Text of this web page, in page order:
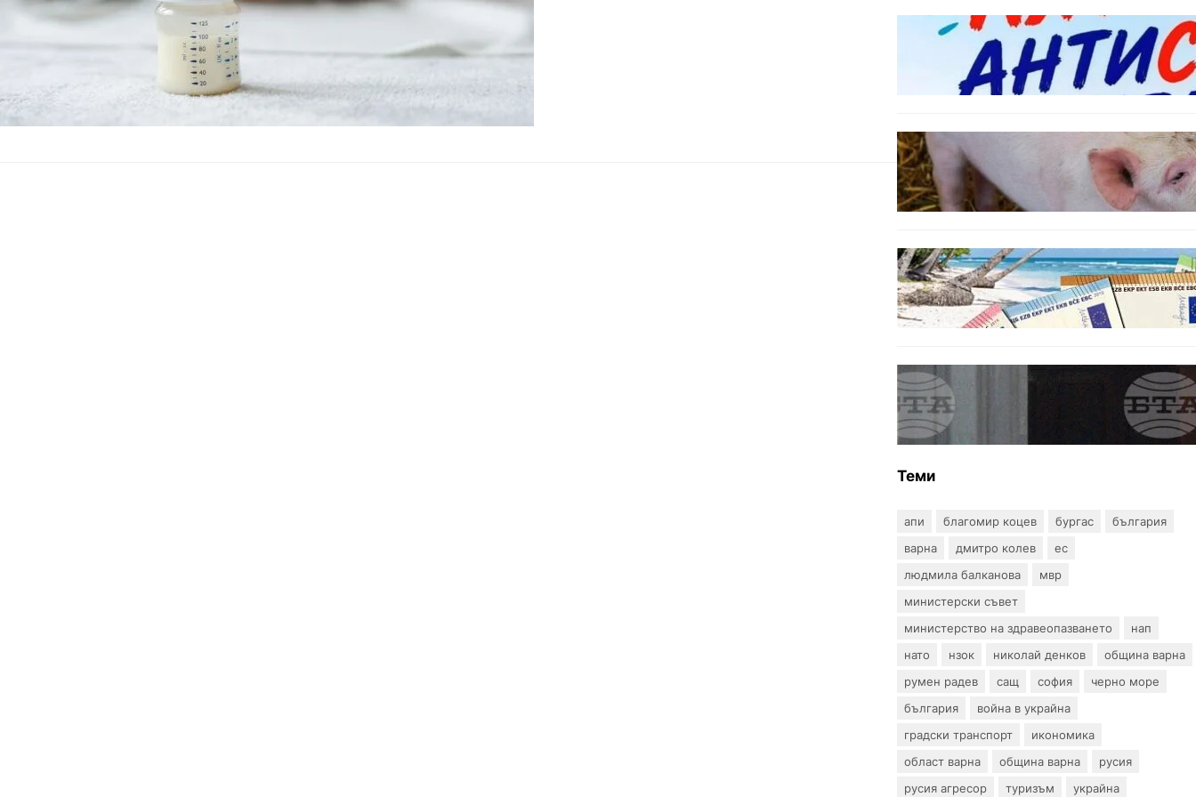
БЪЛГАРИЯ
Варна предлага безплатни и
анонимни тестове за ХИВ и
други инфекции през август
Тревога във Варненско:
Африканска чума по свинете е
открита край Гроздьово
ИКОНОМИКА
Край на цените в две валути:
От 9 август етикетите ще са
само в евро.
Варна отбелязва 147 години от
Военноморските сили
Теми
апи благомир коцев бургас
българия
варна
дмитро колев
ес
людмила балканова
мвр
министерски съвет
министерство на здравеопазването
нап
нато
нзок николай денков
община варна
румен радев
сащ софия
черно море
българия
война в украйна
градски транспорт
икономика
област варна
община варна
русия
русия агресор
туризъм украйна